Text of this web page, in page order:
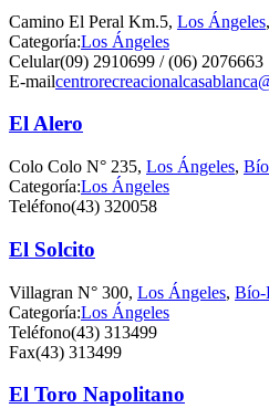
Camino El Peral Km.5, Los Ángeles,
Categoría:Los Ángeles
Celular(09) 2910699 / (06) 2076663
E-mail
El Alero
Colo Colo N° 235, Los Ángeles,
Categoría:Los Ángeles
Teléfono(43) 320058
El Solcito
Villagran N° 300, Los Ángeles,
Categoría:Los Ángeles
Teléfono(43) 313499
Fax(43) 313499
El Toro Napolitano